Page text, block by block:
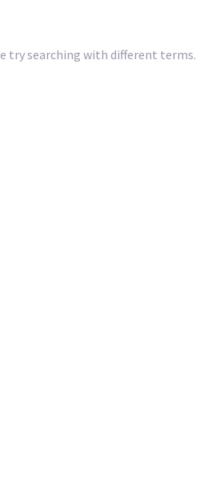
try searching with different terms.